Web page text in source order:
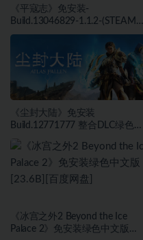
《平寇志》免安装-
Build.13046829-1.1.2-(STEAM官
中)-支持手柄绿色中文版[13.06
《尘封大陆》免安装
Build.12771777 整合DLC绿色中
《冰宫之外2 Beyond the Ice
Palace 2》免安装绿色中文版